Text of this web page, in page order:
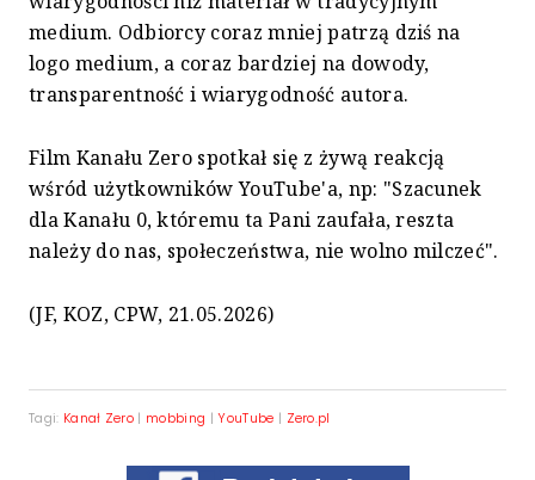
medium. Odbiorcy coraz mniej patrzą dziś na
logo medium, a coraz bardziej na dowody,
transparentność i wiarygodność autora.
Film Kanału Zero spotkał się z żywą reakcją
wśród użytkowników YouTube'a, np: "Szacunek
dla Kanału 0, któremu ta Pani zaufała, reszta
należy do nas, społeczeństwa, nie wolno milczeć".
(JF, KOZ, CPW, 21.05.2026)
Tagi: Kanał Zero | mobbing |YouTube | Zero.pl